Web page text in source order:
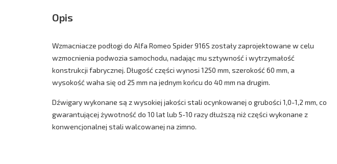
Opis
Wzmacniacze podłogi do Alfa Romeo Spider 916S zostały zaprojektowane w celu
wzmocnienia podwozia samochodu, nadając mu sztywność i wytrzymałość
konstrukcji fabrycznej. Długość części wynosi 1250 mm, szerokość 60 mm, a
wysokość waha się od 25 mm na jednym końcu do 40 mm na drugim.
Dźwigary wykonane są z wysokiej jakości stali ocynkowanej o grubości 1,0-1,2 mm, co
gwarantującej żywotność do 10 lat lub 5-10 razy dłuższą niż części wykonane z
konwencjonalnej stali walcowanej na zimno.